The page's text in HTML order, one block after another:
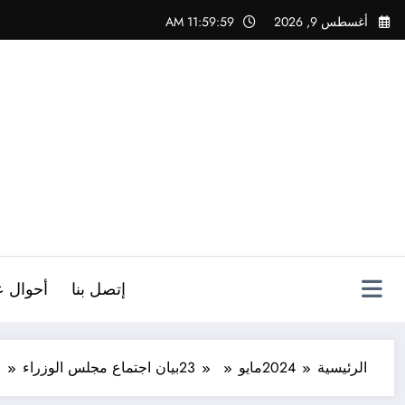
التجاوز
إلى
أغسطس 9, 2026 12:00:00 PM
إتصل بنا أحوال
الرئيسية 2024مايو 23بيان اجتماع مجلس الوزراء